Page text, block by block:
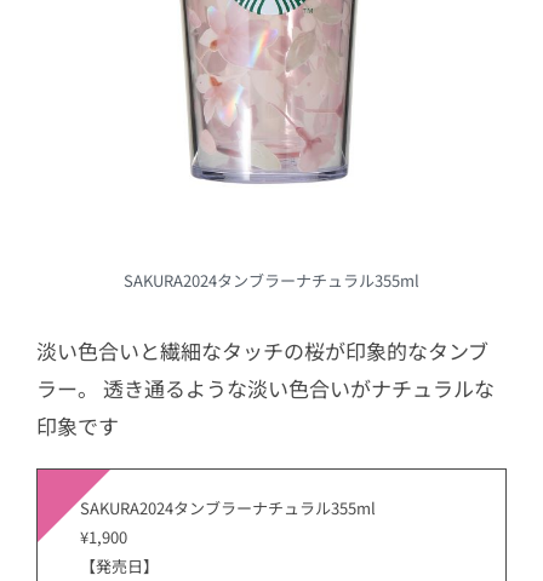
SAKURA2024タンブラーナチュラル355ml
淡い色合いと繊細なタッチの桜が印象的なタンブ
ラー。 透き通るような淡い色合いがナチュラルな
印象です
SAKURA2024タンブラーナチュラル355ml
¥1,900
【発売日】